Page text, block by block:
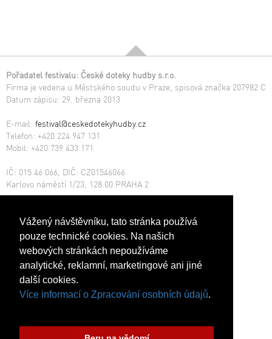
Vážený návštěvníku, tato stránka používá
pouze technické cookies. Na našich
webových stránkách nepoužíváme
analytické, reklamní, marketingové ani jiné
další cookies.
Více informací o Zpracování osobních údajů.
Pořadatel festivalu: České doteky hudby s.r.o.
Firma je vedena u Městského soudu v Praze, spisová značka 207982 C
Datum zápisu: 29. března 2013
E-mail: festival@ceskedotekyhudby.cz
Telefon: +420 224 947 131
Mobil: +420 739 433 171
IČ: 015 46 066, DIČ: CZ01546066
Karlovo náměstí 1/23, 128 00 PRAHA 2
Copyright © 1997 - 2025
Kancelář, předprodejní a informační místo